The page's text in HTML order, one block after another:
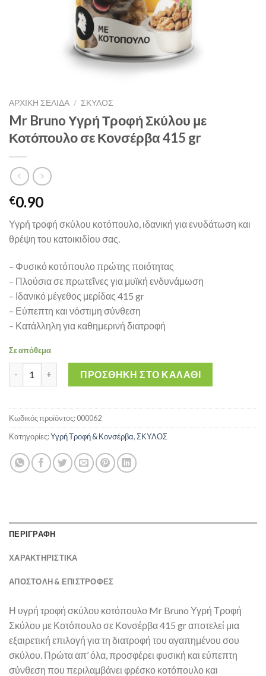
ΑΡΧΙΚΉ ΣΕΛΊΔΑ / ΣΚΥΛΟΣ
Mr Bruno Υγρή Τροφή Σκύλου με
Κοτόπουλο σε Κονσέρβα 415 gr
€0.90
Υγρή τροφή σκύλου κοτόπουλο, ιδανική για ενυδάτωση και
θρέψη του κατοικιδίου σας.
– Φυσικό κοτόπουλο πρώτης ποιότητας
– Πλούσια σε πρωτεΐνες για μυϊκή ενδυνάμωση
– Ιδανικό μέγεθος μερίδας 415 gr
– Εύπεπτη και νόστιμη σύνθεση
– Κατάλληλη για καθημερινή διατροφή
Σε απόθεμα
Mr Bruno Υγρή Τροφή Σκύλου με Κοτόπουλο σε Κονσέρβα 415
ΠΡΟΣΘΉΚΗ ΣΤΟ ΚΑΛΆΘΙ
Κωδικός προϊόντος:000062
Κατηγορίες:Υγρή Τροφή & Κονσέρβα,ΣΚΥΛΟΣ
ΠΕΡΙΓΡΑΦΗ
ΧΑΡΑΚΤΗΡΙΣΤΙΚΑ
ΑΠΟΣΤΟΛΉ & ΕΠΙΣΤΡΟΦΈΣ
Η υγρή τροφή σκύλου κοτόπουλο Mr Bruno Υγρή Τροφή
Σκύλου με Κοτόπουλο σε Κονσέρβα 415 gr αποτελεί μια
εξαιρετική επιλογή για τη διατροφή του αγαπημένου σου
σκύλου. Πρώτα απ’ όλα, προσφέρει φυσική και εύπεπτη
σύνθεση που περιλαμβάνει φρέσκο κοτόπουλο και